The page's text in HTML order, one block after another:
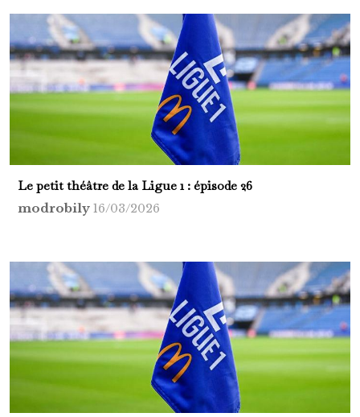
Le petit théâtre de la Ligue 1 : épisode 26
modrobily 16/03/2026